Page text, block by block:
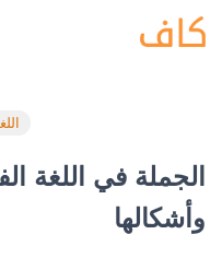
الجملة في اللغة
وأشكالها